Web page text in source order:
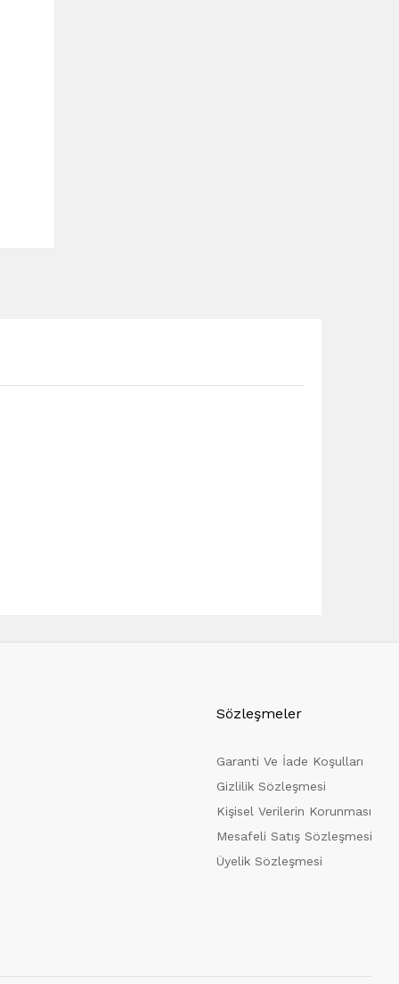
Sözleşmeler
Garanti Ve İade Koşulları
Gizlilik Sözleşmesi
Kişisel Verilerin Korunması
Mesafeli Satış Sözleşmesi
Üyelik Sözleşmesi